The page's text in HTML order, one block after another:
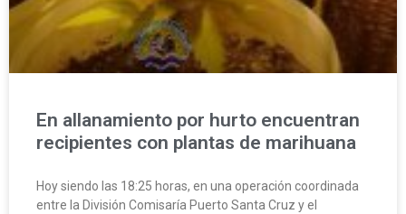
En allanamiento por hurto encuentran
recipientes con plantas de marihuana
Hoy siendo las 18:25 horas, en una operación coordinada
entre la División Comisaría Puerto Santa Cruz y el